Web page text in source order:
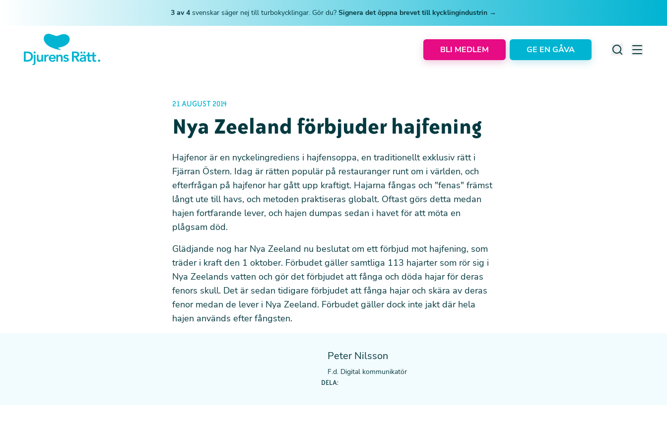
3 av 4 svenskar säger nej till turbokycklingar. Gör du? Signera det öppna brevet till kycklingindustrin →
BLI MEDLEM GE EN GÅVA
21 AUGUST 2014
Nya Zeeland förbjuder hajfening
Hajfenor är en nyckelingrediens i hajfensoppa, en traditionellt exklusiv rätt i
Fjärran Östern. Idag är rätten populär på restauranger runt om i världen, och
efterfrågan på hajfenor har gått upp kraftigt. Hajarna fångas och "fenas" främst
långt ute till havs, och metoden praktiseras globalt. Oftast görs detta medan
hajen fortfarande lever, och hajen dumpas sedan i havet för att möta en
plågsam död.
Glädjande nog har Nya Zeeland nu beslutat om ett förbjud mot hajfening, som
träder i kraft den 1 oktober. Förbudet gäller samtliga 113 hajarter som rör sig i
Nya Zeelands vatten och gör det förbjudet att fånga och döda hajar för deras
fenors skull. Det är sedan tidigare förbjudet att fånga hajar och skära av deras
fenor medan de lever i Nya Zeeland. Förbudet gäller dock inte jakt där hela
hajen används efter fångsten.
Peter Nilsson
F.d. Digital kommunikatör
DELA: